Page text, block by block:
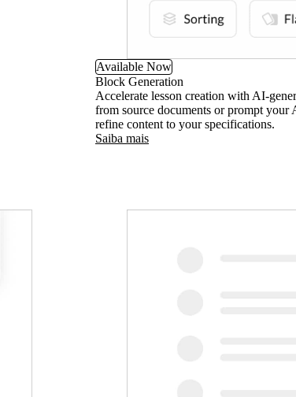
Available Now
Block Generation
Accelerate lesson creation with AI-
from source documents or prompt
refine content to your specifications.
Saiba mais